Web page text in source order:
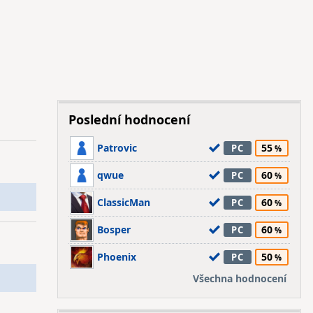
Poslední hodnocení
Patrovic PC 55
qwue PC 60
ClassicMan PC 60
Bosper PC 60
Phoenix PC
50
Všechna hodnocení